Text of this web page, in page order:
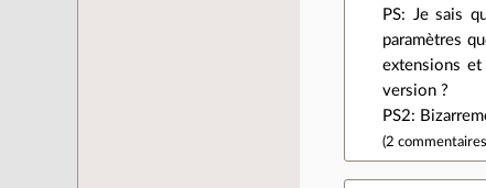
PS: Je sais
paramètres
extensions
version ?
PS2:
(2 commentaires